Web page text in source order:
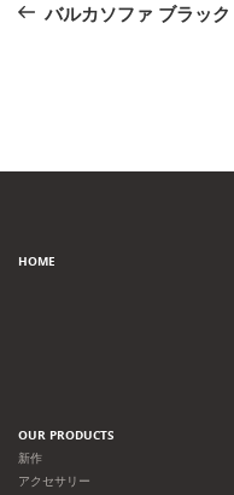
稿
ゲ
シ
バルカソファ ブラック
HOME
OUR PRODUCTS
新作
アクセサリー